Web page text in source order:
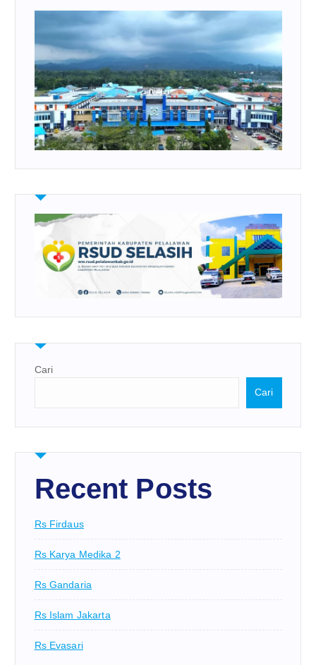
Cari
Cari
Recent Posts
Rs Firdaus
Rs Karya Medika 2
Rs Gandaria
Rs Islam Jakarta
Rs Evasari